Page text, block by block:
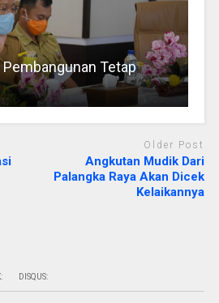
Tetap
Older Post
Angkutan Mudik Dari
Palangka Raya Akan Dicek
Kelaikannya
DISQUS: